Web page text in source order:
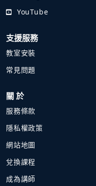
YouTube
支援服務
教室安裝
常見問題
關 於
服務條款
隱私權政策
網站地圖
兌換課程
成為講師